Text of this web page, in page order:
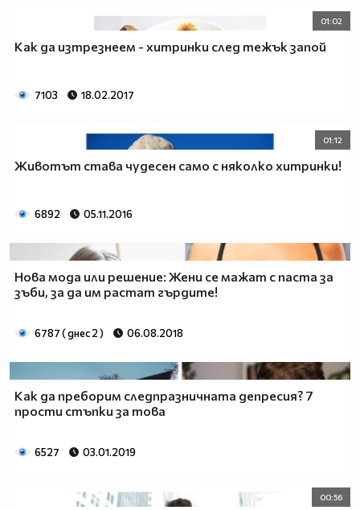
01:02
Как да изтрезнеем - хитринки след тежък запой
7103 18.02.2017
01:12
Животът става чудесен само с няколко хитринки!
6892 05.11.2016
Нова мода или решение: Жени се мажат с паста за
зъби, за да им растат гърдите!
6787 ( днес 2 ) 06.08.2018
Как да преборим следпразничната депресия? 7
прости стъпки за това
6527 03.01.2019
00:56